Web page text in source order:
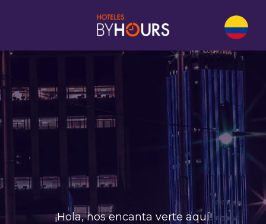
¡Hola, nos encanta verte aquí!